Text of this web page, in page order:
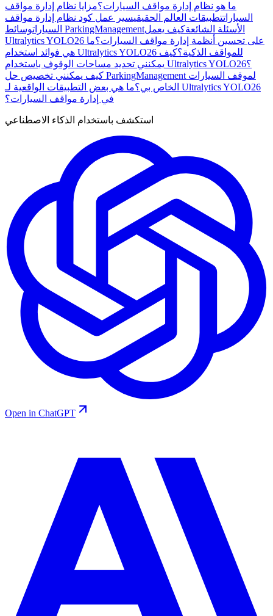
ما هو نظام إدارة مواقف السيارات؟مزايا نظام إدارة مواقف
السياراتتطبيقات العالم الحقيقيسير عمل كود نظام إدارة مواقف
السيارات وسائط ParkingManagement الأسئلة الشائعةكيف يعمل
Ultralytics YOLO26 على تحسين أنظمة إدارة مواقف السيارات؟ما
هي فوائد استخدام Ultralytics YOLO26 للمواقف الذكية؟كيف
يمكنني تحديد مساحات الوقوف باستخدام Ultralytics YOLO26؟
كيف يمكنني تخصيص حل ParkingManagement لموقف السيارات
الخاص بي؟ما هي بعض التطبيقات الواقعية لـ Ultralytics YOLO26
في إدارة مواقف السيارات؟
استكشف باستخدام الذكاء الاصطناعي
Open in ChatGPT